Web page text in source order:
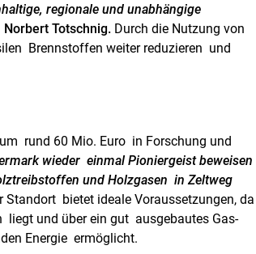
regionale und unabhängige
Totschnig.Durch die Nutzung von
Brennstoffen weiter reduzieren und
rund 60 Mio. Euro in Forschung und
wieder einmal Pioniergeist beweisen
und Holzgasen in Zeltweg
Standort bietet ideale Voraussetzungen, da
liegt und über ein gut ausgebautes Gas-
Energie ermöglicht.